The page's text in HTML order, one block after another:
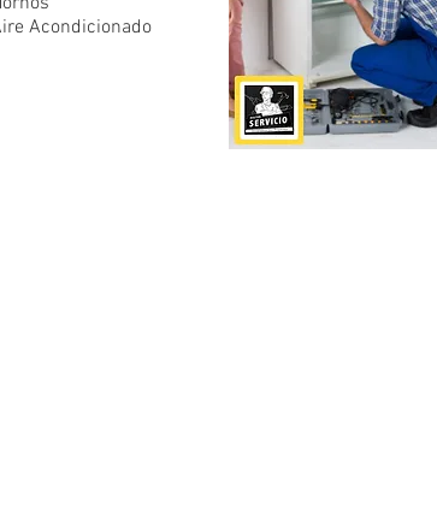
Acondicionado